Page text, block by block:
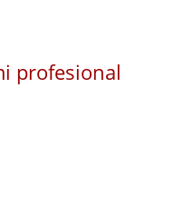
profesional